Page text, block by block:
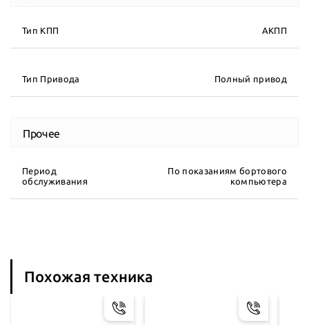
Тип КПП АКПП
Тип Привода Полный привод
Прочее
Период
обслуживания
По показаниям бортового
компьютера
Похожая техника